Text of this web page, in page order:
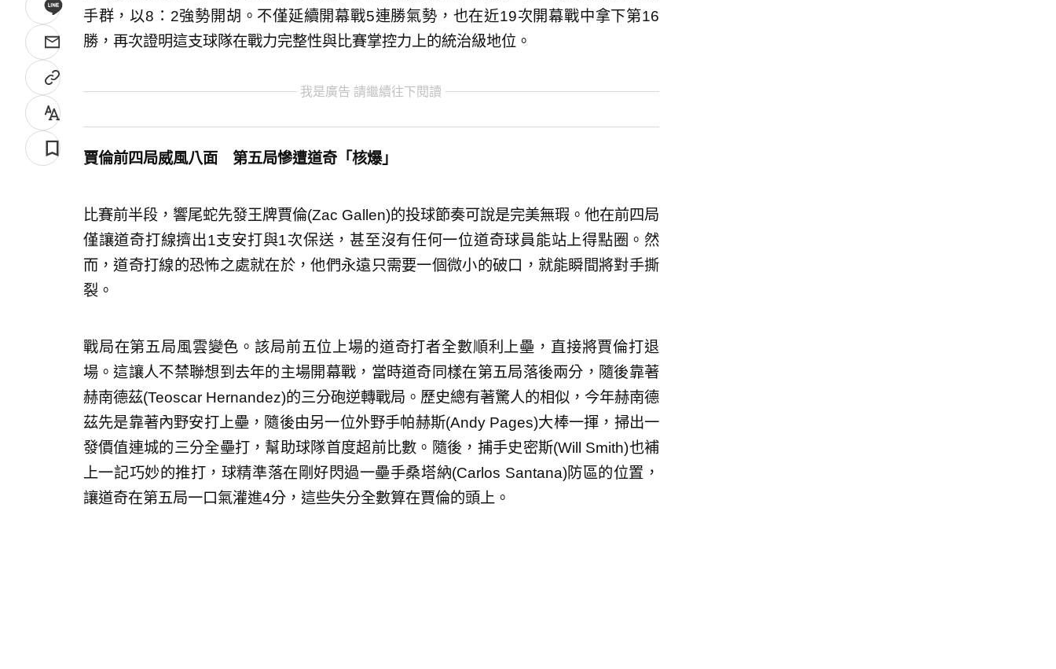
手群，以8：2強勢開胡。不僅延續開幕戰5連勝氣勢，也在近19次開幕戰中拿下第16
勝，再次證明這支球隊在戰力完整性與比賽掌控力上的統治級地位。
我是廣告 請繼續往下閱讀
賈倫前四局威風八面 第五局慘遭道奇「核爆」
比賽前半段，響尾蛇先發王牌賈倫(Zac Gallen)的投球節奏可說是完美無瑕。他在前四局
僅讓道奇打線擠出1支安打與1次保送，甚至沒有任何一位道奇球員能站上得點圈。然
而，道奇打線的恐怖之處就在於，他們永遠只需要一個微小的破口，就能瞬間將對手撕
裂。
戰局在第五局風雲變色。該局前五位上場的道奇打者全數順利上壘，直接將賈倫打退
場。這讓人不禁聯想到去年的主場開幕戰，當時道奇同樣在第五局落後兩分，隨後靠著
赫南德茲(Teoscar Hernandez)的三分砲逆轉戰局。歷史總有著驚人的相似，今年赫南德
茲先是靠著內野安打上壘，隨後由另一位外野手帕赫斯(Andy Pages)大棒一揮，掃出一
發價值連城的三分全壘打，幫助球隊首度超前比數。隨後，捕手史密斯(Will Smith)也補
上一記巧妙的推打，球精準落在剛好閃過一壘手桑塔納(Carlos Santana)防區的位置，
讓道奇在第五局一口氣灌進4分，這些失分全數算在賈倫的頭上。